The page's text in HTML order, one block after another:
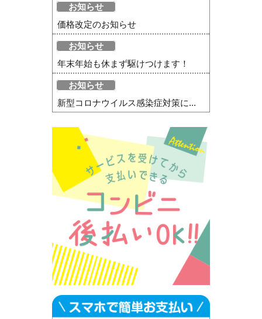
お知らせ
価格改定のお知らせ
お知らせ
年末年始も休まず駆けつけます！
お知らせ
新型コロナウイルス感染症対策に...